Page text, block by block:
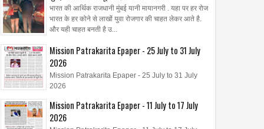
भारत की आर्थिक राजधानी मुंबई यानी मायानगरी . यहा पर हर रोज
भारत के हर कोने से लाखों युवा रोजगार की चाहत लेकर आते है.
और यही चाहत बनती है उ...
Mission Patrakarita Epaper - 25 July to 31 July
2026
Mission Patrakarita Epaper - 25 July to 31 July
2026
Mission Patrakarita Epaper - 11 July to 17 July
2026